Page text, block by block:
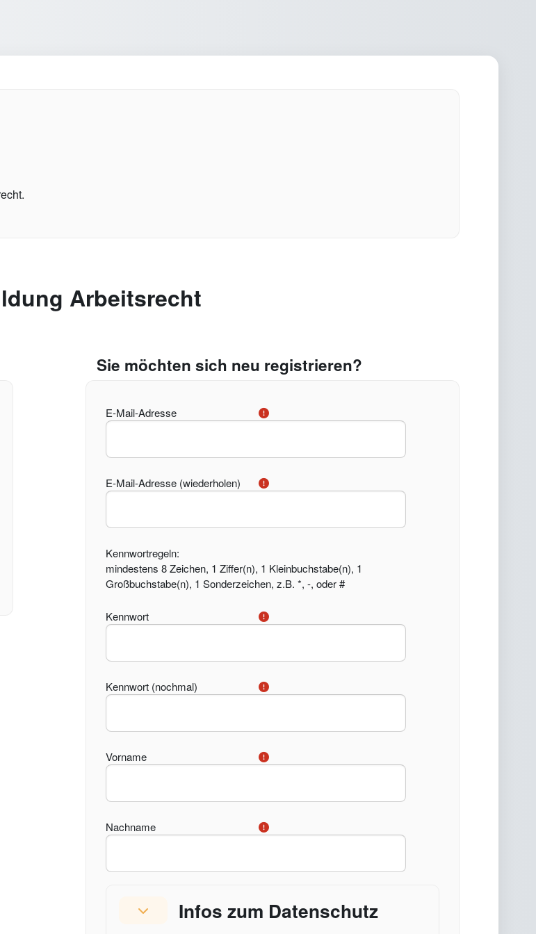
Arbeitsrecht
Sie möchten sich neu registrieren?
E-Mail-Adresse
E-Mail-Adresse (wiederholen)
Kennwortregeln:
mindestens 8 Zeichen, 1 Ziffer(n), 1 Kleinbuchstabe(n), 1
Großbuchstabe(n), 1 Sonderzeichen, z.B. *, -, oder #
Kennwort
Kennwort (nochmal)
Vorname
Nachname
Infos zum Datenschutz
Infos zum Datenschutz
Infos zum Datenschutz